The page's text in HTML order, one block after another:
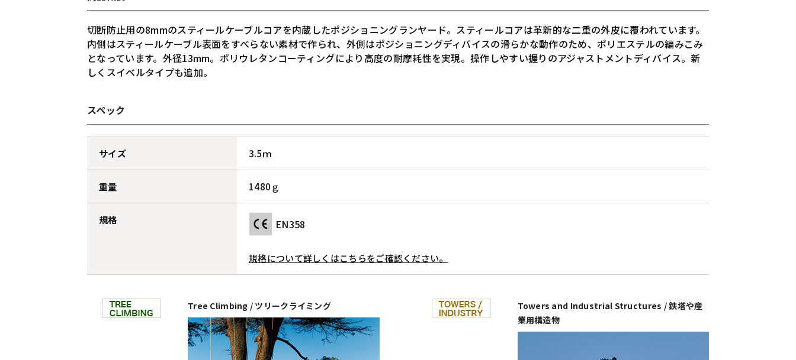
切断防止用の8mmのスティールケーブルコアを内蔵したポジショニングランヤード。スティールコアは革新的な二重の外皮に覆われています。
内側はスティールケーブル表面をすべらない素材で作られ、外側はポジショニングディバイスの滑らかな動作のため、ポリエステルの編みこみ
となっています。外径13mm。ポリウレタンコーティングにより高度の耐摩耗性を実現。操作しやすい握りのアジャストメントディバイス。新
しくスイベルタイプも追加。
スペック
サイズ 3.5ｍ
重量 1480ｇ
規格 EN358
規格について詳しくはこちらをご確認ください。
Tree Climbing / ツリークライミング
Towers and Industrial Structures / 鉄塔や産
業用構造物